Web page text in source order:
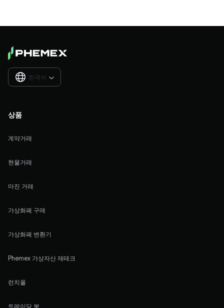
한국어 
상품
계약거래
현물거래
마진 거래
가상화폐 구매
가상화폐 변환기
Phemex 가상자산 재테크
런치풀
트레이딩 봇